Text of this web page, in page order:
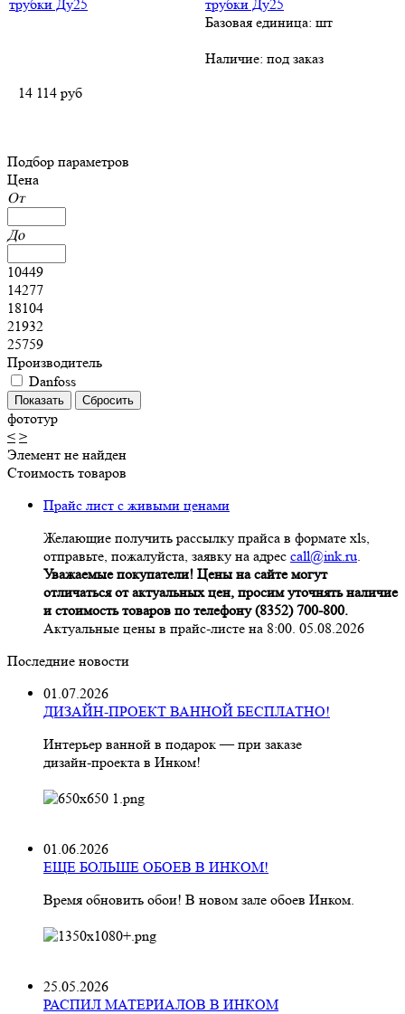
трубки Ду25
Базовая единица: шт
Наличие: под заказ
14 114 руб
Подбор параметров
Цена
От
До
10449
14277
18104
21932
25759
Производитель
Danfoss
фототур
< >
Элемент не найден
Стоимость товаров
Прайс лист с живыми ценами
Желающие получить рассылку прайса в формате xls,
отправьте, пожалуйста, заявку на адрес call@ink.ru.
Уважаемые покупатели! Цены на сайте могут
отличаться от актуальных цен, просим уточнять наличие
и стоимость товаров по телефону (8352) 700-800.
Актуальные цены в прайс-листе на 8:00. 05.08.2026
Последние новости
01.07.2026
ДИЗАЙН-ПРОЕКТ ВАННОЙ БЕСПЛАТНО!
Интерьер ванной в подарок — при заказе
дизайн‑проекта в Инком!
01.06.2026
ЕЩЕ БОЛЬШЕ ОБОЕВ В ИНКОМ!
Время обновить обои! В новом зале обоев Инком.
25.05.2026
РАСПИЛ МАТЕРИАЛОВ В ИНКОМ